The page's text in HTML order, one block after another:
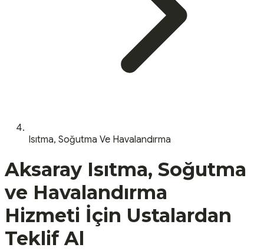
Isıtma, Soğutma Ve Havalandırma
Aksaray Isıtma, Soğutma
ve Havalandırma
Hizmeti İçin Ustalardan
Teklif Al